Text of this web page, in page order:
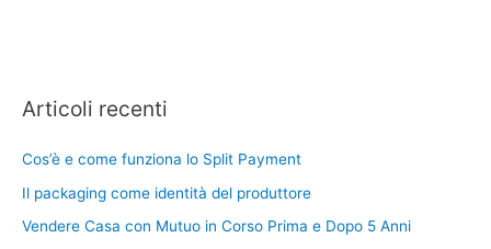
Articoli recenti
Cos’è e come funziona lo Split Payment
Il packaging come identità del produttore
Vendere Casa con Mutuo in Corso Prima e Dopo 5 Anni